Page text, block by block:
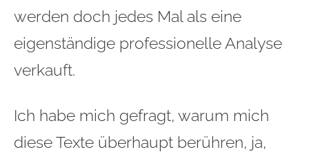
werden doch jedes Mal als eine
eigenständige professionelle Analyse
verkauft.
Ich habe mich gefragt, warum mich
diese Texte überhaupt berühren, ja,